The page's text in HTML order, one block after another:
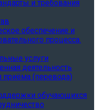
и требования
обеспечение и
процесса.
услуги
деятельность
приёма (перевода)
обучающихся